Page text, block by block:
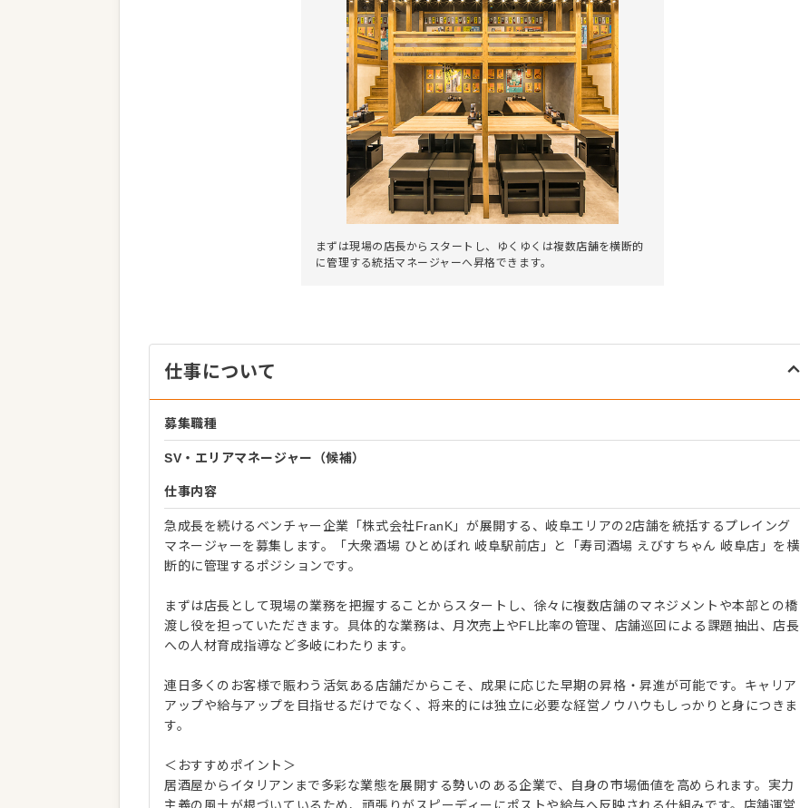
まずは現場の店長からスタートし、ゆくゆくは複数店舗を横断的
に管理する統括マネージャーへ昇格できます。
仕事について
募集職種
SV・エリアマネージャー（候補）
仕事内容
急成長を続けるベンチャー企業「株式会社FranK」が展開する、岐阜エリアの2店舗を統括するプレイング
マネージャーを募集します。「大衆酒場 ひとめぼれ 岐阜駅前店」と「寿司酒場 えびすちゃん 岐阜店」を横
断的に管理するポジションです。
まずは店長として現場の業務を把握することからスタートし、徐々に複数店舗のマネジメントや本部との橋
渡し役を担っていただきます。具体的な業務は、月次売上やFL比率の管理、店舗巡回による課題抽出、店長
への人材育成指導など多岐にわたります。
連日多くのお客様で賑わう活気ある店舗だからこそ、成果に応じた早期の昇格・昇進が可能です。キャリア
アップや給与アップを目指せるだけでなく、将来的には独立に必要な経営ノウハウもしっかりと身につきま
す。
＜おすすめポイント＞
居酒屋からイタリアンまで多彩な業態を展開する勢いのある企業で、自身の市場価値を高められます。実力